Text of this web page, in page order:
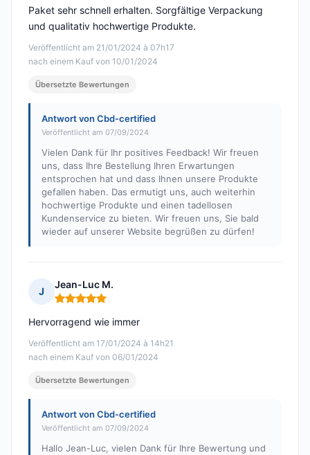
Veröffentlicht am 21/01/2024 à 07h17
nach einem Kauf von 10/01/2024
Paket sehr schnell erhalten. Sorgfältige Verpackung
und qualitativ hochwertige Produkte.
Übersetzte Bewertungen
Antwort von Cbd-certified
Veröffentlicht am 07/09/2024
Vielen Dank für Ihr positives Feedback! Wir freuen
uns, dass Ihre Bestellung Ihren Erwartungen
entsprochen hat und dass Ihnen unsere Produkte
gefallen haben. Das ermutigt uns, auch weiterhin
hochwertige Produkte und einen tadellosen
Kundenservice zu bieten. Wir freuen uns, Sie bald
wieder auf unserer Website begrüßen zu dürfen!
J
Jean-Luc M.
Hinweis: 5 von 5
Veröffentlicht am 17/01/2024 à 14h21
nach einem Kauf von 06/01/2024
Hervorragend wie immer
Übersetzte Bewertungen
Antwort von Cbd-certified
Veröffentlicht am 07/09/2024
Hallo Jean-Luc, vielen Dank für Ihre Bewertung und